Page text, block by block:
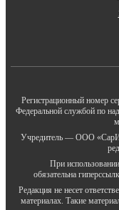
Регистрационный номер
Федеральной службой по
Учредитель — ООО
При
обязательна
Редакция не несет
материалах. Такие